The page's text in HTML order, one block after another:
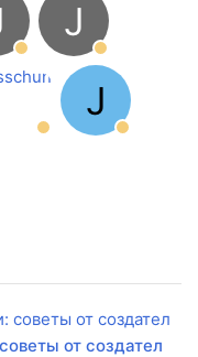
J
J
от создател